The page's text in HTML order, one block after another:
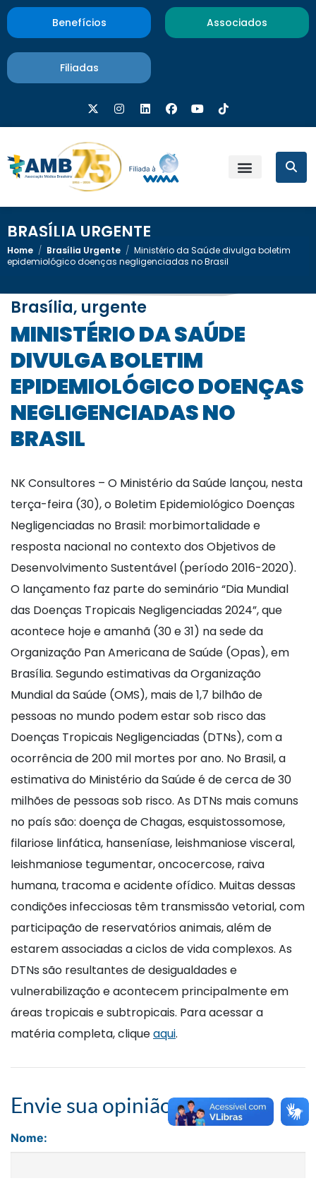
Benefícios Associados
Filiadas
BRASÍLIA URGENTE
Home / Brasília Urgente / Ministério da Saúde divulga boletim
epidemiológico doenças negligenciadas no Brasil
Brasília, urgente
MINISTÉRIO DA SAÚDE
DIVULGA BOLETIM
EPIDEMIOLÓGICO DOENÇAS
NEGLIGENCIADAS NO
BRASIL
NK Consultores – O Ministério da Saúde lançou, nesta
terça-feira (30), o Boletim Epidemiológico Doenças
Negligenciadas no Brasil: morbimortalidade e
resposta nacional no contexto dos Objetivos de
Desenvolvimento Sustentável (período 2016-2020).
O lançamento faz parte do seminário “Dia Mundial
das Doenças Tropicais Negligenciadas 2024”, que
acontece hoje e amanhã (30 e 31) na sede da
Organização Pan Americana de Saúde (Opas), em
Brasília. Segundo estimativas da Organização
Mundial da Saúde (OMS), mais de 1,7 bilhão de
pessoas no mundo podem estar sob risco das
Doenças Tropicais Negligenciadas (DTNs), com a
ocorrência de 200 mil mortes por ano. No Brasil, a
estimativa do Ministério da Saúde é de cerca de 30
milhões de pessoas sob risco. As DTNs mais comuns
no país são: doença de Chagas, esquistossomose,
filariose linfática, hanseníase, leishmaniose visceral,
leishmaniose tegumentar, oncocercose, raiva
humana, tracoma e acidente ofídico. Muitas dessas
condições infecciosas têm transmissão vetorial, com
participação de reservatórios animais, além de
estarem associadas a ciclos de vida complexos. As
DTNs são resultantes de desigualdades e
vulnerabilização e acontecem principalmente em
áreas tropicais e subtropicais. Para acessar a
matéria completa, cliqueaqui.
Envie sua opinião
Nome: